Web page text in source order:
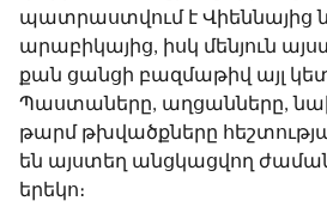
պատրաստվում է Վիեննայից
արաբիկայից, իսկ մենյուն
քան ցանցի բազմաթիվ այլ
Պաստաները, աղցանները,
թարմ թխվածքները
են այստեղ անցկացվող
երեկո։